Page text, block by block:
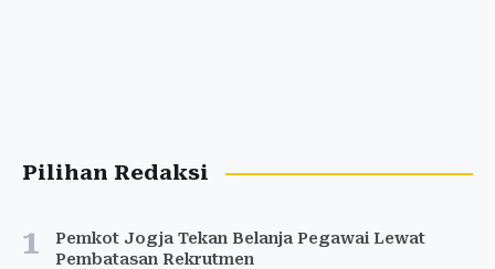
Pilihan Redaksi
1
Pemkot Jogja Tekan Belanja Pegawai Lewat
Pembatasan Rekrutmen